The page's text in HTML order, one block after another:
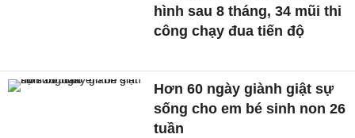
hình sau 8 tháng, 34 mũi thi
công chạy đua tiến độ
Hơn 60 ngày giành giật sự
sống cho em bé sinh non 26
tuần